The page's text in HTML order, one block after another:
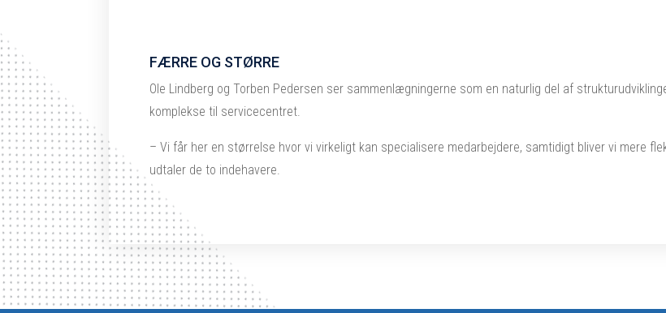
FÆRRE OG STØRRE
Ole Lindberg og Torben Pedersen ser sammenlægningerne som en naturlig del af
komplekse til servicecentret.
– Vi får her en størrelse hvor vi virkeligt kan specialisere medarbejdere, samtidigt bliver vi mere
udtaler de to indehavere.